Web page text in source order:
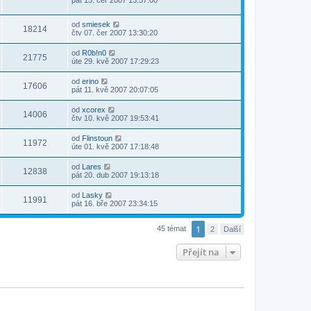
18214 od smiesek
čtv 07. čer 2007 13:30:20
21775 od R0b!n0
úte 29. kvě 2007 17:29:23
17606 od erino
pát 11. kvě 2007 20:07:05
14006 od xcorex
čtv 10. kvě 2007 19:53:41
11972 od Flinstoun
úte 01. kvě 2007 17:18:48
12838 od Lares
pát 20. dub 2007 19:13:18
11991 od Lasky
pát 16. bře 2007 23:34:15
45 témat 1 2 Další
Přejít na